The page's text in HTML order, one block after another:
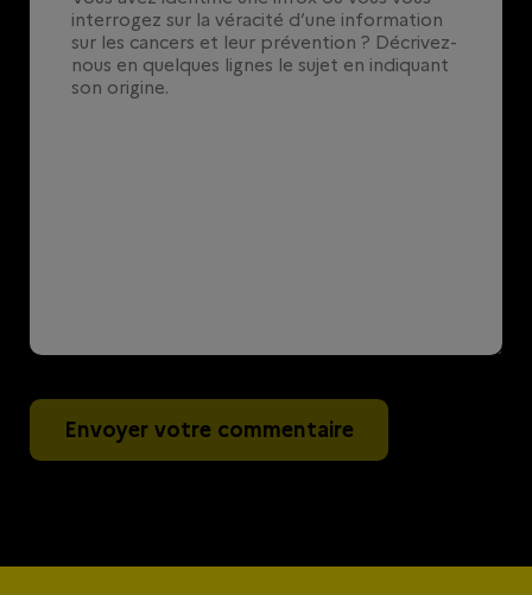
Envoyer votre commentaire